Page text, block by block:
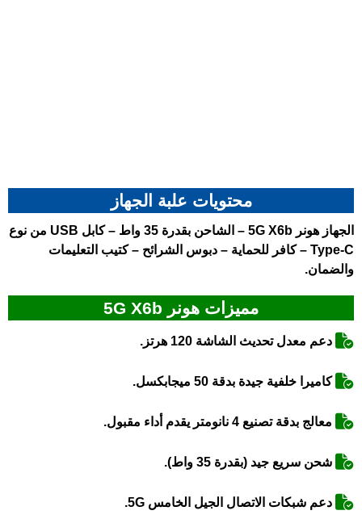
محتويات علبة الجهاز
الجهاز هونر 5G X6b
– الشاحن بقدرة 35 واط – كابل USB من نوع
Type-C – كافر للحماية – دبوس الشرائح – كتيب التعليمات
والضمان.
مميزات هونر 5G X6b
دعم معدل تحديث الشاشة 120 هرتز.
كاميرا خلفية جيدة بدقة 50 ميجابكسل.
معالج بدقة تصنيع 4 نانومتر يقدم أداء مقبول.
شحن سريع جيد (بقدرة 35 واط).
دعم شبكات الاتصال الجيل الخامس 5G.